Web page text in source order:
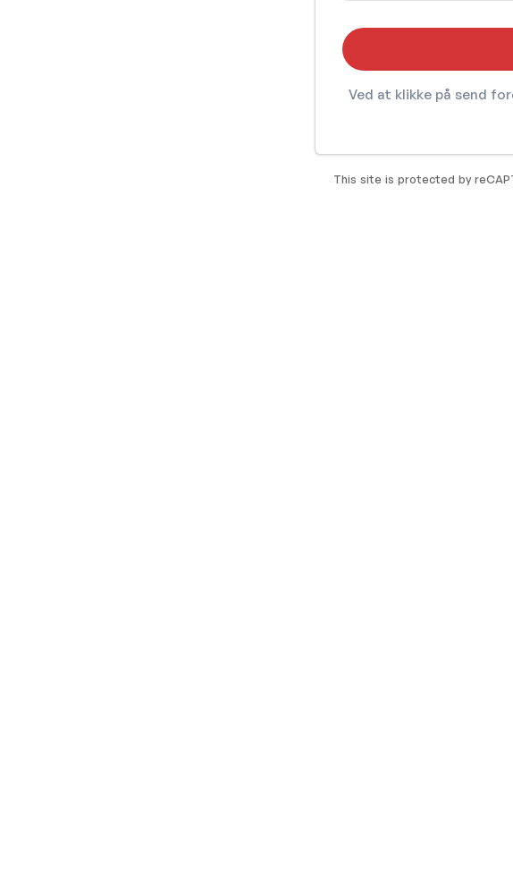
Ved at klikke på send
This site is protected by